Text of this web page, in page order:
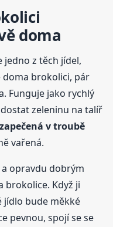
doma
jedno z těch jídel,
doma brokolici, pár
Funguje jako rychlý
zeleninu na talíř
v troubě
vařená.
opravdu dobrým
brokolice. Když ji
jídlo bude měkké
pevnou, spojí se se